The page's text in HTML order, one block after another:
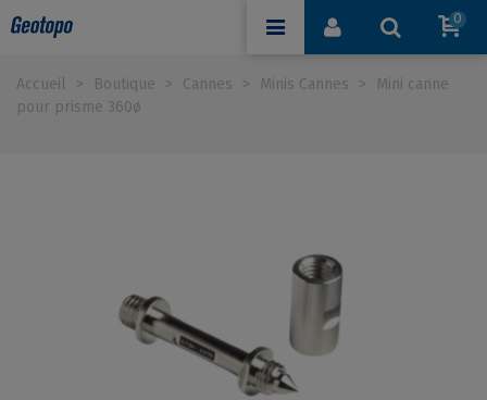
0
Accueil > Boutique > Cannes > Minis Cannes >
Mini canne
pour prisme 360ø